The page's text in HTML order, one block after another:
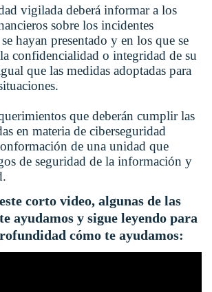
vigilada deberá informar a los
sobre los incidentes
hayan presentado y en los que se
confidencialidad o integridad de su
que las medidas adoptadas para
que deberán cumplir las
en materia de ciberseguridad
de una unidad que
de seguridad de la información y
corto video, algunas de las
ayudamos y sigue leyendo para
cómo te ayudamos: